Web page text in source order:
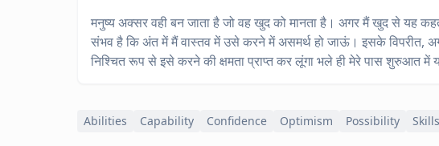
मनुष्य अक्सर वही बन जाता है जो वह खुद को मानता है। अगर मैं खुद से यह
संभव है कि अंत में मैं वास्तव में उसे करने में असमर्थ हो जाऊं। इसके विपरीत,
निश्चित रूप से इसे करने की क्षमता प्राप्त कर लूंगा भले ही मेरे पास शुरुआत में
Abilities Capability Confidence Optimism Possibility Skills